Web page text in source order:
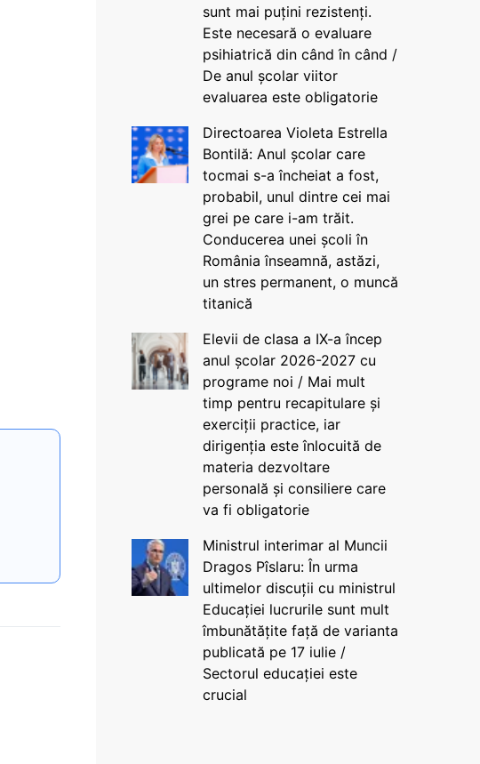
sunt mai puțini rezistenți.
Este necesară o evaluare
psihiatrică din când în când /
De anul școlar viitor
evaluarea este obligatorie
Directoarea Violeta Estrella
Bontilă: Anul școlar care
tocmai s-a încheiat a fost,
probabil, unul dintre cei mai
grei pe care i-am trăit.
Conducerea unei școli în
România înseamnă, astăzi,
un stres permanent, o muncă
titanică
Elevii de clasa a IX-a încep
anul școlar 2026-2027 cu
programe noi / Mai mult
timp pentru recapitulare și
exerciții practice, iar
dirigenția este înlocuită de
materia dezvoltare
personală și consiliere care
va fi obligatorie
Ministrul interimar al Muncii
Dragos Pîslaru: În urma
ultimelor discuții cu ministrul
Educației lucrurile sunt mult
îmbunătățite față de varianta
publicată pe 17 iulie /
Sectorul educației este
crucial